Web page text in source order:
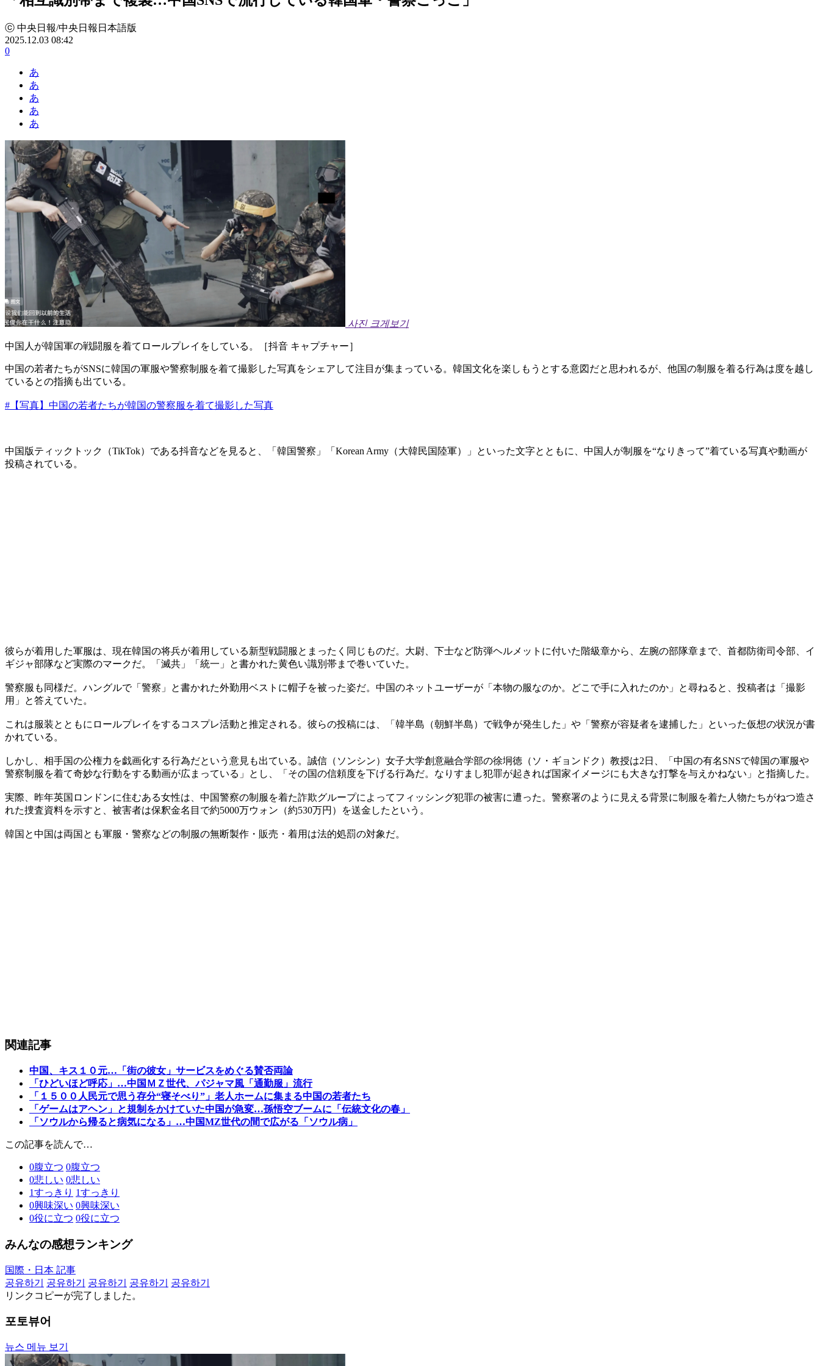
ⓒ 中央日報/中央日報日本語版
2025.12.03 08:42
0
あ
あ
あ
あ
あ
사진 크게보기
中国人が韓国軍の戦闘服を着てロールプレイをしている。［抖音 キャプチャー］
中国の若者たちがSNSに韓国の軍服や警察制服を着て撮影した写真をシェアして注目が集まっている。韓国文化を楽しもうとする意図だと思われるが、他国の制服を着る行為は度を越し
ているとの指摘も出ている。
#【写真】中国の若者たちが韓国の警察服を着て撮影した写真
中国版ティックトック（TikTok）である抖音などを見ると、「韓国警察」「Korean Army（大韓民国陸軍）」といった文字とともに、中国人が制服を“なりきって”着ている写真や動画が
投稿されている。
彼らが着用した軍服は、現在韓国の将兵が着用している新型戦闘服とまったく同じものだ。大尉、下士など防弾ヘルメットに付いた階級章から、左腕の部隊章まで、首都防衛司令部、イ
ギジャ部隊など実際のマークだ。「滅共」「統一」と書かれた黄色い識別帯まで巻いていた。
警察服も同様だ。ハングルで「警察」と書かれた外勤用ベストに帽子を被った姿だ。中国のネットユーザーが「本物の服なのか。どこで手に入れたのか」と尋ねると、投稿者は「撮影
用」と答えていた。
これは服装とともにロールプレイをするコスプレ活動と推定される。彼らの投稿には、「韓半島（朝鮮半島）で戦争が発生した」や「警察が容疑者を逮捕した」といった仮想の状況が書
かれている。
しかし、相手国の公権力を戯画化する行為だという意見も出ている。誠信（ソンシン）女子大学創意融合学部の徐坰徳（ソ・ギョンドク）教授は2日、「中国の有名SNSで韓国の軍服や
警察制服を着て奇妙な行動をする動画が広まっている」とし、「その国の信頼度を下げる行為だ。なりすまし犯罪が起きれば国家イメージにも大きな打撃を与えかねない」と指摘した。
実際、昨年英国ロンドンに住むある女性は、中国警察の制服を着た詐欺グループによってフィッシング犯罪の被害に遭った。警察署のように見える背景に制服を着た人物たちがねつ造さ
れた捜査資料を示すと、被害者は保釈金名目で約5000万ウォン（約530万円）を送金したという。
韓国と中国は両国とも軍服・警察などの制服の無断製作・販売・着用は法的処罰の対象だ。
関連記事
中国、キス１０元…「街の彼女」サービスをめぐる賛否両論
「ひどいほど呼応」…中国ＭＺ世代、パジャマ風「通勤服」流行
「１５００人民元で思う存分“寝そべり”」老人ホームに集まる中国の若者たち
「ゲームはアヘン」と規制をかけていた中国が急変…孫悟空ブームに「伝統文化の春」
「ソウルから帰ると病気になる」…中国MZ世代の間で広がる「ソウル病」
この記事を読んで…
0腹立つ 0腹立つ
0悲しい 0悲しい
1すっきり 1すっきり
0興味深い 0興味深い
0役に立つ 0役に立つ
みんなの感想ランキング
国際・日本 記事
공유하기
공유하기 공유하기 공유하기
공유하기
リンクコピーが完了しました。
포토뷰어
뉴스 메뉴 보기